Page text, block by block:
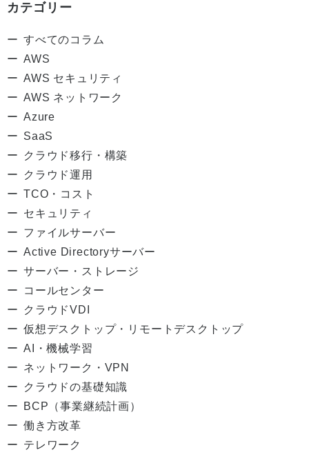
カテゴリー
すべてのコラム
AWS
AWS セキュリティ
AWS ネットワーク
Azure
SaaS
クラウド移行・構築
クラウド運用
TCO・コスト
セキュリティ
ファイルサーバー
Active Directoryサーバー
サーバー・ストレージ
コールセンター
クラウドVDI
仮想デスクトップ・リモートデスクトップ
AI・機械学習
ネットワーク・VPN
クラウドの基礎知識
BCP（事業継続計画）
働き方改革
テレワーク